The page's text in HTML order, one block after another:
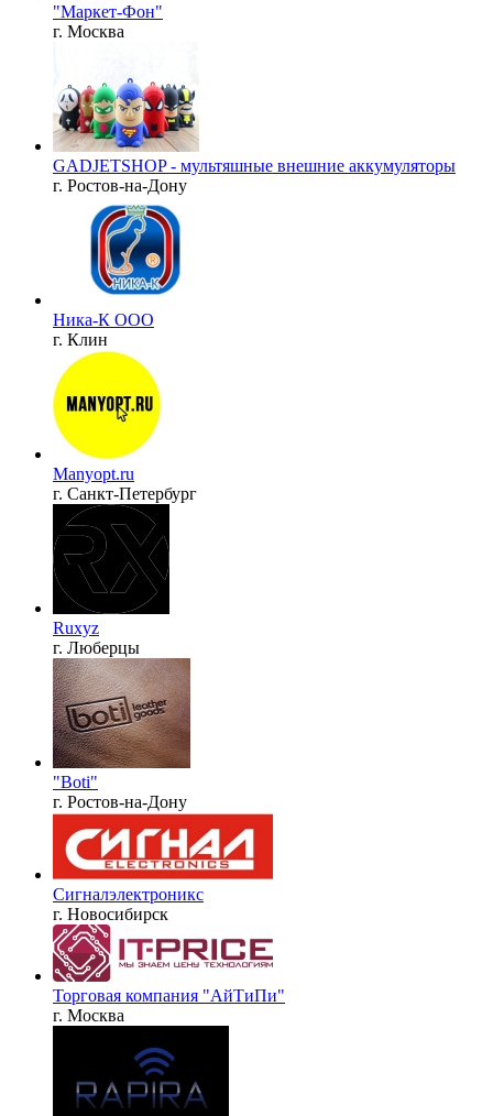
"Маркет-Фон"
г. Москва
GADJETSHOP - мультяшные внешние аккумуляторы
г. Ростов-на-Дону
Ника-К ООО
г. Клин
Manyopt.ru
г. Санкт-Петербург
Ruxyz
г. Люберцы
"Boti"
г. Ростов-на-Дону
Сигналэлектроникс
г. Новосибирск
Торговая компания "АйТиПи"
г. Москва